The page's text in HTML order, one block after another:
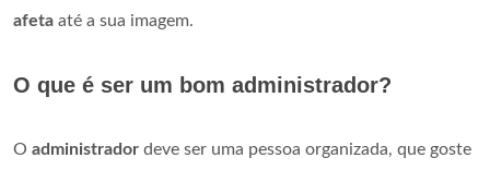
afeta até a sua imagem.
O que é ser um bom administrador?
O administrador deve ser uma pessoa organizada, que goste